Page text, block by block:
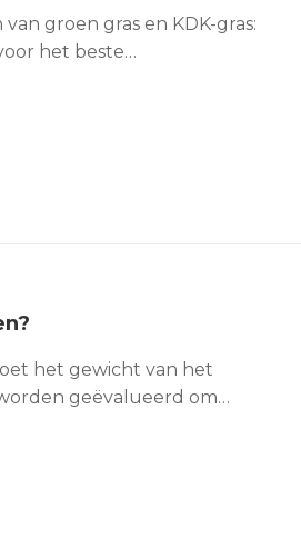
groen gras en KDK-gras:
het beste
het gewicht van het
geëvalueerd om